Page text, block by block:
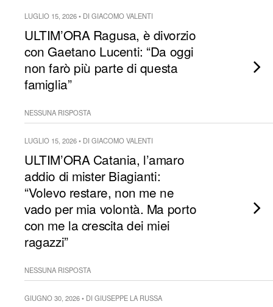
LUGLIO 15, 2026 • DI GIACOMO VALENTI
ULTIM’ORA Ragusa, è divorzio
con Gaetano Lucenti: “Da oggi
non farò più parte di questa
famiglia”
NESSUNA RISPOSTA
LUGLIO 15, 2026 • DI GIACOMO VALENTI
ULTIM’ORA Catania, l’amaro
addio di mister Biagianti:
“Volevo restare, non me ne
vado per mia volontà. Ma porto
con me la crescita dei miei
ragazzi”
NESSUNA RISPOSTA
GIUGNO 30, 2026 • DI GIUSEPPE LA RUSSA